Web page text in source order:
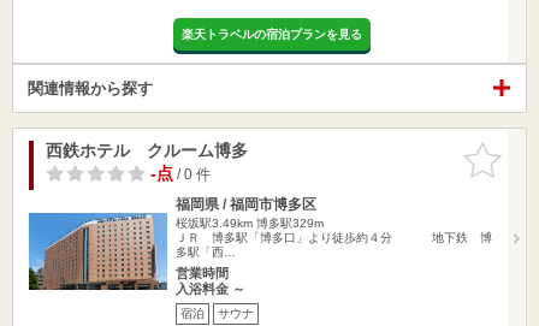
楽天トラベルの宿泊プランを見る
関連情報から探す
お気に入
りに追加
西鉄ホテル クルーム博多
-点/ 0 件
福岡県 / 福岡市博多区
桜坂駅3.49km 博多駅329m
ＪＲ 博多駅「博多口」より徒歩約４分 地下鉄 博
多駅「西…
営業時間
入浴料金 ～
宿泊 サウナ